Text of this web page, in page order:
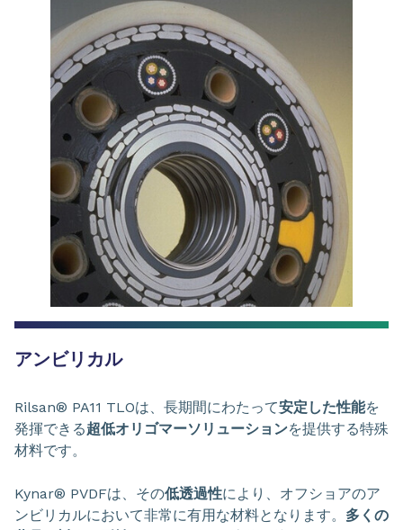
アンビリカル
Rilsan® PA11 TLOは、長期間にわたって安定した性能を
発揮できる超低オリゴマーソリューションを提供する特殊
材料です。
Kynar® PVDFは、その低透過性により、オフショアのア
ンビリカルにおいて非常に有用な材料となります。 多くの